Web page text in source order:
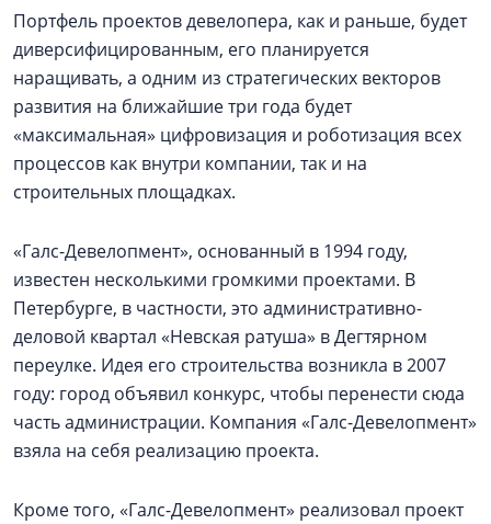
Портфель проектов девелопера, как и раньше, будет
диверсифицированным, его планируется
наращивать, а одним из стратегических векторов
развития на ближайшие три года будет
«максимальная» цифровизация и роботизация всех
процессов как внутри компании, так и на
строительных площадках.
«Галс-Девелопмент», основанный в 1994 году,
известен несколькими громкими проектами. В
Петербурге, в частности, это административно-
деловой квартал «Невская ратуша» в Дегтярном
переулке. Идея его строительства возникла в 2007
году: город объявил конкурс, чтобы перенести сюда
часть администрации. Компания «Галс-Девелопмент»
взяла на себя реализацию проекта.
Кроме того, «Галс-Девелопмент» реализовал проект